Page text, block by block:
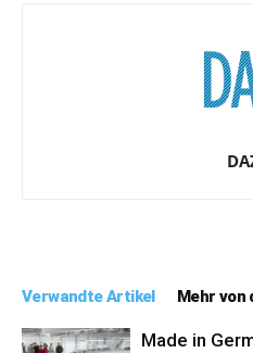
Verwandte Artikel Mehr von
Made in